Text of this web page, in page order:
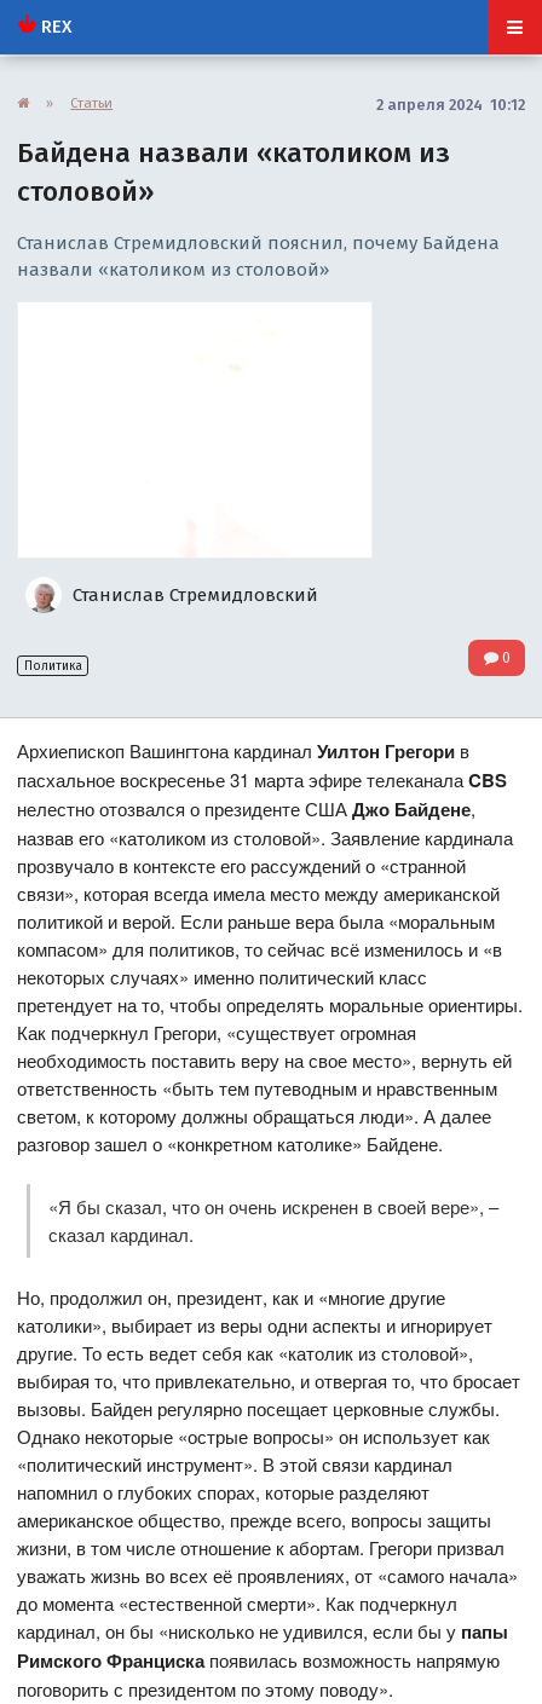
REX
» Статьи 2 апреля 2024 10:12
Байдена назвали «католиком из
столовой»
Станислав Стремидловский пояснил, почему Байдена
назвали «католиком из столовой»
Станислав Стремидловский
Политика 0
Архиепископ Вашингтона кардиналУилтон Грегори в
пасхальное воскресенье 31 марта эфире телеканалаCBS
нелестно отозвался о президенте СШАДжо Байдене,
назвав его «католиком из столовой». Заявление кардинала
прозвучало в контексте его рассуждений о «странной
связи», которая всегда имела место между американской
политикой и верой. Если раньше вера была «моральным
компасом» для политиков, то сейчас всё изменилось и «в
некоторых случаях» именно политический класс
претендует на то, чтобы определять моральные ориентиры.
Как подчеркнул Грегори, «существует огромная
необходимость поставить веру на свое место», вернуть ей
ответственность «быть тем путеводным и нравственным
светом, к которому должны обращаться люди». А далее
разговор зашел о «конкретном католике» Байдене.
«Я бы сказал, что он очень искренен в своей вере», –
сказал кардинал.
Но, продолжил он, президент, как и «многие другие
католики», выбирает из веры одни аспекты и игнорирует
другие. То есть ведет себя как «католик из столовой»,
выбирая то, что привлекательно, и отвергая то, что бросает
вызовы. Байден регулярно посещает церковные службы.
Однако некоторые «острые вопросы» он использует как
«политический инструмент». В этой связи кардинал
напомнил о глубоких спорах, которые разделяют
американское общество, прежде всего, вопросы защиты
жизни, в том числе отношение к абортам. Грегори призвал
уважать жизнь во всех её проявлениях, от «самого начала»
до момента «естественной смерти». Как подчеркнул
кардинал, он бы «нисколько не удивился, если бы у папы
РимскогоФранцискапоявилась возможность напрямую
поговорить с президентом по этому поводу».